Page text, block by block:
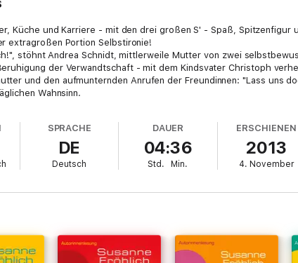
Küche und Karriere - mit den drei großen S' - Spaß, Spitzenfigur
extragroßen Portion Selbstironie!
stöhnt Andrea Schnidt, mittlerweile Mutter von zwei
der Verwandtschaft - mit dem Kindsvater Christoph
und den aufmunternden Anrufen der Freundinnen: "Lass uns
Wahnsinn.
SPRACHE
DE
Deutsch
DAUER
04:36
Std. Min.
ERSCHIENEN
2013
4. November